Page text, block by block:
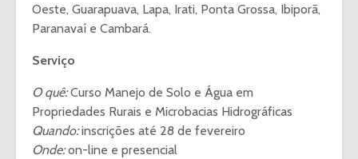
Oeste, Guarapuava, Lapa, Irati, Ponta Grossa, Ibiporã,
Paranavaí e Cambará.
Serviço
O quê:Curso Manejo de Solo e Água em
Propriedades Rurais e Microbacias Hidrográficas
Quando:inscrições até 28 de fevereiro
Onde:on-line e presencial